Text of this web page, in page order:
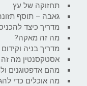
תחזוקה של עץ
גאבה – תוסף
מדריך כיצד
מה זה מאקה?
מדריך בניה
אסטקסנטין מה זה
מהם אדפטוגנים